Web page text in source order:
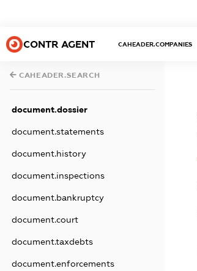
CONTR AGENT CAHEADER.COMPANIES
CAHEADER.SEARCH
document.dossier
document.statements
document.history
document.inspections
document.bankruptcy
document.court
document.taxdebts
document.enforcements